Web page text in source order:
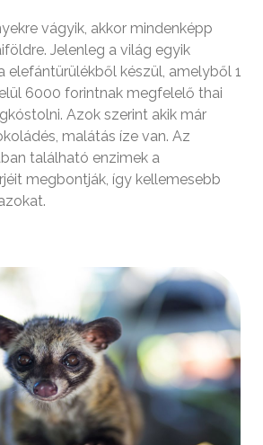
vágyik, akkor mindenképp
Jelenleg a világ egyik
elefántürülékből készül, amelyből 1
6000 forintnak megfelelő thai
Azok szerint akik már
malátás íze van. Az
található enzimek a
megbontják, így kellemesebb